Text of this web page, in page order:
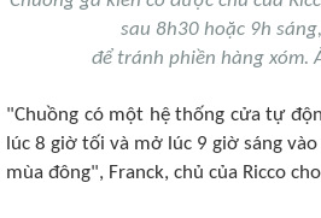
sau 8h30 hoặc 9h
để tránh phiền hàng xóm.
"Chuồng có một hệ thống cửa tự
lúc 8 giờ tối và mở lúc 9 giờ sáng
mùa đông", Franck, chủ của Ricco